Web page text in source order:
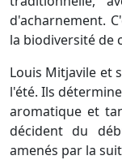
d'acharnement.
la biodiversité de
Louis Mitjavile et
l'été. Ils
aromatique et
décident du
amenés par la